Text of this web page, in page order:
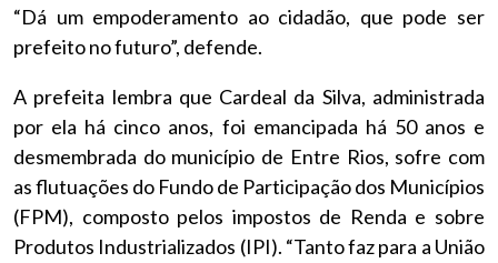
“Dá um empoderamento ao cidadão, que pode ser
prefeito no futuro”, defende.
A prefeita lembra que Cardeal da Silva, administrada
por ela há cinco anos, foi emancipada há 50 anos e
desmembrada do município de Entre Rios, sofre com
as flutuações do Fundo de Participação dos Municípios
(FPM), composto pelos impostos de Renda e sobre
Produtos Industrializados (IPI). “Tanto faz para a União